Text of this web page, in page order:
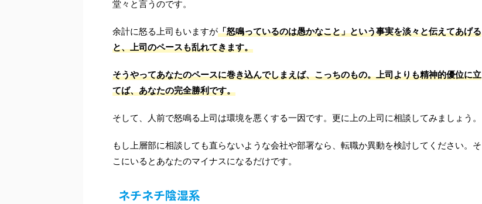
堂々と言うのです。
余計に怒る上司もいますが「怒鳴っているのは愚かなこと」という事実を淡々と伝えてあげる
と、上司のペースも乱れてきます。
そうやってあなたのペースに巻き込んでしまえば、こっちのもの。上司よりも精神的優位に立
てば、あなたの完全勝利です。
そして、人前で怒鳴る上司は環境を悪くする一因です。更に上の上司に相談してみましょう。
もし上層部に相談しても直らないような会社や部署なら、転職か異動を検討してください。そ
こにいるとあなたのマイナスになるだけです。
ネチネチ陰湿系